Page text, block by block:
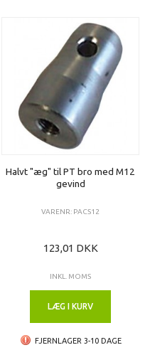
Halvt "æg" til PT bro med M12
gevind
VARENR: PACS12
123,01 DKK
INKL. MOMS
LÆG I KURV
FJERNLAGER 3-10 DAGE